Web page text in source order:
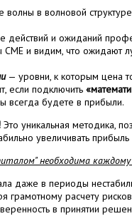
в волновой
действий и ожиданий
CME и видим, что ожидают
— уровни, к которым цена
если подключить
всегда будете в прибыли.
Это уникальная методика,
увеличивать
необходима
даже в периоды
грамотному расчету
в принятии